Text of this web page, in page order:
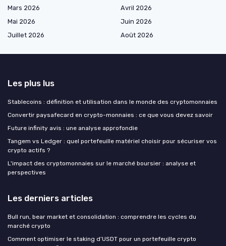
Mars 2026
Avril 2026
Mai 2026
Juin 2026
Juillet 2026
Août 2026
Les plus lus
Stablecoins : définition et utilisation dans le monde des cryptomonnaies
Convertir paysafecard en crypto-monnaies : ce que vous devez savoir
Future infinity avis : une analyse approfondie
Tangem vs Ledger : quel portefeuille matériel choisir pour sécuriser vos
crypto actifs ?
L'impact des cryptomonnaies sur le marché boursier : analyse et
perspectives
Les derniers articles
Bull run, bear market et consolidation : comprendre les cycles du
marché crypto
Comment optimiser le staking d’USDT pour un portefeuille crypto